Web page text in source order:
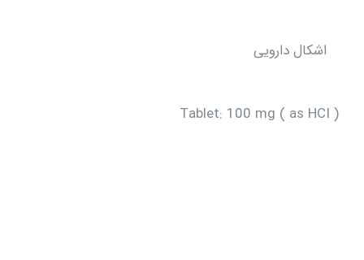
اشکال دارویی
Tablet: 100 mg ( as HCI )